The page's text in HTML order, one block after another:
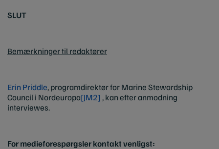
SLUT
Bemærkninger til redaktører
Erin Priddle, programdirektør for Marine Stewardship
Council i Nordeuropa[JM2] , kan efter anmodning
interviewes.
For medieforespørgsler kontakt venligst: